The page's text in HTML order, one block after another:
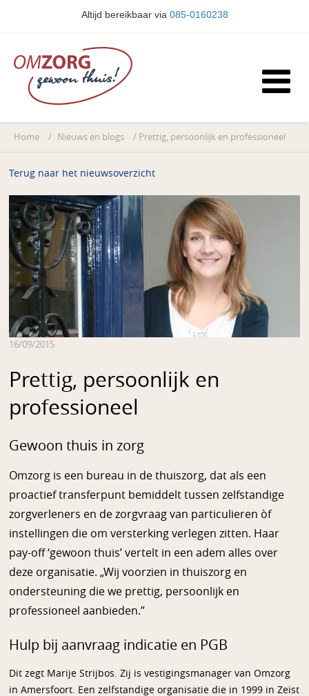
Altijd bereikbaar via 085-0160238
Home / Nieuws en blogs / Prettig, persoonlijk en professioneel
Terug naar het nieuwsoverzicht
16/09/2015
Prettig, persoonlijk en
professioneel
Gewoon thuis in zorg
Omzorg is een bureau in de thuiszorg, dat als een
proactief transferpunt bemiddelt tussen zelfstandige
zorgverleners en de zorgvraag van particulieren òf
instellingen die om versterking verlegen zitten. Haar
pay-off ‘gewoon thuis’ vertelt in een adem alles over
deze organisatie. „Wij voorzien in thuiszorg en
ondersteuning die we prettig, persoonlijk en
professioneel aanbieden.”
Hulp bij aanvraag indicatie en PGB
Dit zegt Marije Strijbos. Zij is vestigingsmanager van Omzorg
in Amersfoort. Een zelfstandige organisatie die in 1999 in Zeist